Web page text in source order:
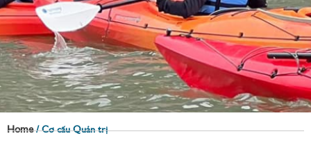
Home/Cơ cấu Quản trị